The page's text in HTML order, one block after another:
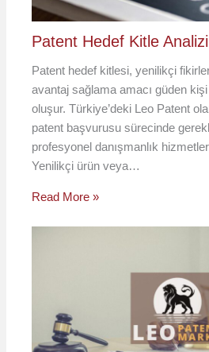
Patent Hedef Kitle Analizi
Patent hedef kitlesi, yenilikçi
avantaj sağlama amacı güden
oluşur. Türkiye’deki Leo Patent
patent başvurusu sürecinde
profesyonel danışmanlık
Yenilikçi ürün veya…
Read More »